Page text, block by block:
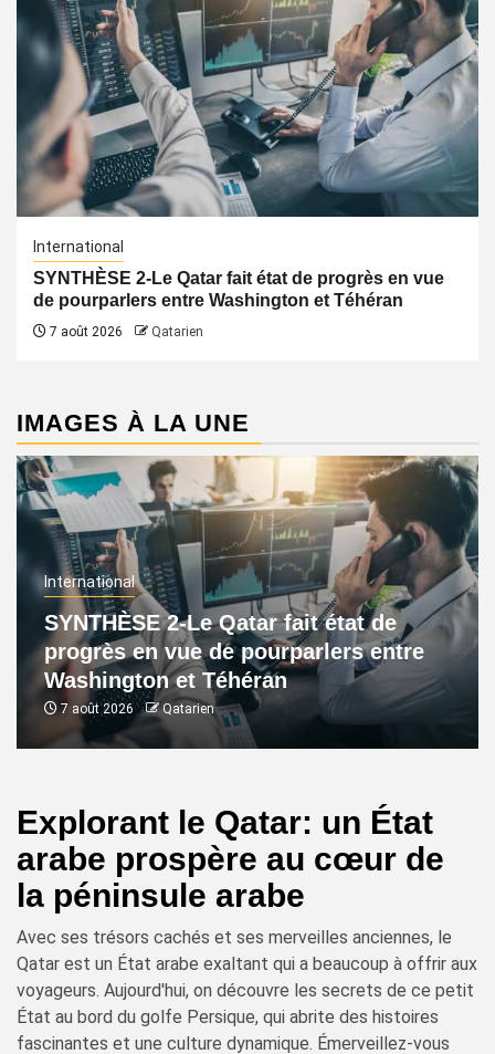
International
SYNTHÈSE 2-Le Qatar fait état de progrès en vue
de pourparlers entre Washington et Téhéran
7 août 2026 Qatarien
IMAGES À LA UNE
International
SYNTHÈSE 2-Le Qatar fait état de
progrès en vue de pourparlers entre
Washington et Téhéran
7 août 2026 Qatarien
Explorant le Qatar: un État
arabe prospère au cœur de
la péninsule arabe
Avec ses trésors cachés et ses merveilles anciennes, le
Qatar est un État arabe exaltant qui a beaucoup à offrir aux
voyageurs. Aujourd'hui, on découvre les secrets de ce petit
État au bord du golfe Persique, qui abrite des histoires
fascinantes et une culture dynamique. Émerveillez-vous